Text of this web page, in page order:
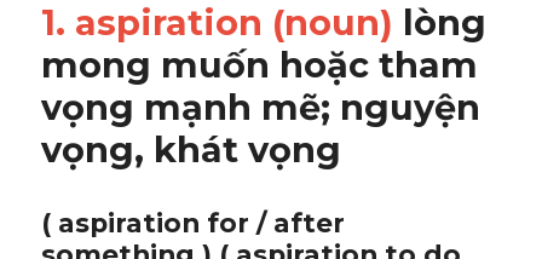
1. aspiration (noun) lòng
mong muốn hoặc tham
vọng mạnh mẽ; nguyện
vọng, khát vọng
( aspiration for / after